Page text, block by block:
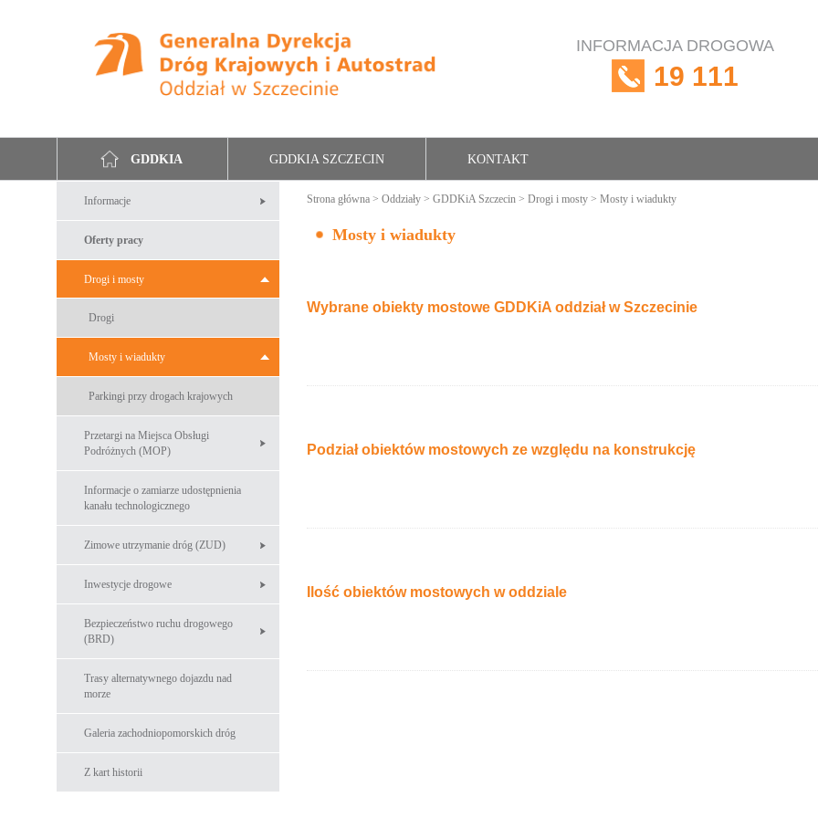
INFORMACJA DROGOWA
19 111
GDDKIA GDDKIA SZCZECIN KONTAKT
Informacje
Oferty pracy
Drogi i mosty
Drogi
Mosty i wiadukty
Parkingi przy drogach krajowych
Przetargi na Miejsca Obsługi
Podróżnych (MOP)
Informacje o zamiarze udostępnienia
kanału technologicznego
Zimowe utrzymanie dróg (ZUD)
Inwestycje drogowe
Bezpieczeństwo ruchu drogowego
(BRD)
Trasy alternatywnego dojazdu nad
morze
Galeria zachodniopomorskich dróg
Z kart historii
Strona główna > Oddziały > GDDKiA Szczecin > Drogi i mosty > Mosty i wiadukty
Mosty i wiadukty
Wybrane obiekty mostowe GDDKiA oddział w Szczecinie
Podział obiektów mostowych ze względu na konstrukcję
Ilość obiektów mostowych w oddziale